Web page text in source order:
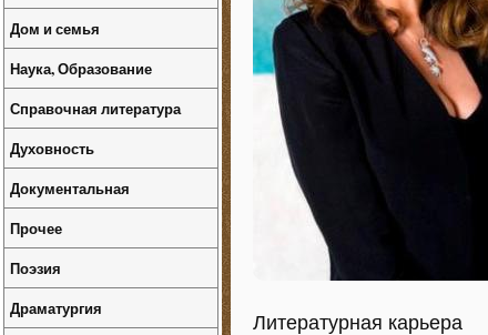
Литературная карьера
Дом и семья
Наука, Образование
Справочная литература
Духовность
Документальная
Прочее
Поэзия
Драматургия